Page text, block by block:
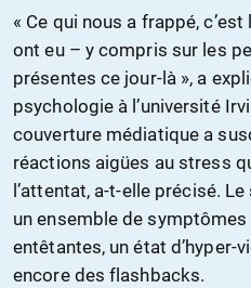
« Ce qui nous a frappé,
ont eu – y compris sur les
présentes ce jour-là », a
psychologie à l’université
couverture médiatique a
réactions aigües au stress
l’attentat, a-t-elle précisé.
un ensemble de
entêtantes, un état d’hyper-
encore des flashbacks.